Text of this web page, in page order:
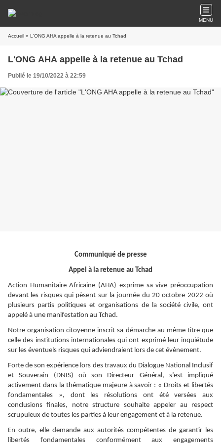
MENU
Accueil » L'ONG AHA appelle à la retenue au Tchad
L'ONG AHA appelle à la retenue au Tchad
Publié le 19/10/2022 à 22:59
Communiqué de presse
Appel à la retenue au Tchad
Action Humanitaire Africaine (AHA) exprime sa vive préoccupation
devant les risques qui pèsent sur la journée du 20 octobre 2022 où
plusieurs partis politiques et organisations de la société civile, ont
appelé à une manifestation au Tchad.
Notre organisation citoyenne inscrit sa démarche au même titre que
celle des institutions internationales qui ont exprimé leur inquiétude
sur les éventuels risques qui adviendraient lors de cet évènement.
Forte de son expérience lors des travaux du Dialogue National Inclusif
et Souverain (DNIS) où son Directeur Général, s’est impliqué
activement dans la thématique majeure à savoir : « Droits et libertés
fondamentales », dont les résolutions ont été versées aux
conclusions finales, notre structure souhaite appeler au respect
scrupuleux de toutes les parties à leur engagement et à la retenue.
En outre, elle demande aux autorités compétentes de garantir les
libertés fondamentales conformément aux engagements